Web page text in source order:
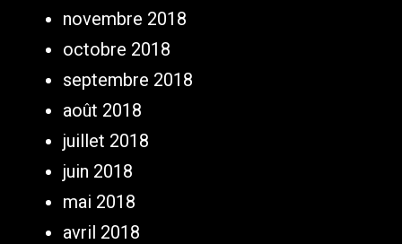
novembre 2018
octobre 2018
septembre 2018
août 2018
juillet 2018
juin 2018
mai 2018
avril 2018